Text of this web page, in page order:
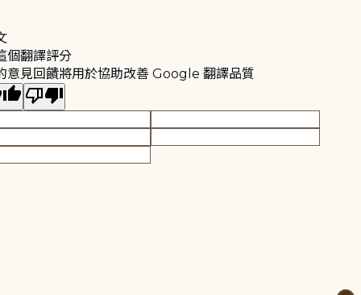
個翻譯評分
意見回饋將用於協助改善 Google 翻譯品質